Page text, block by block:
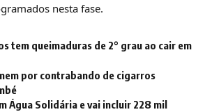
nesta fase.
tem queimaduras de 2° grau ao cair em
por contrabando de cigarros
Água Solidária e vai incluir 228 mil